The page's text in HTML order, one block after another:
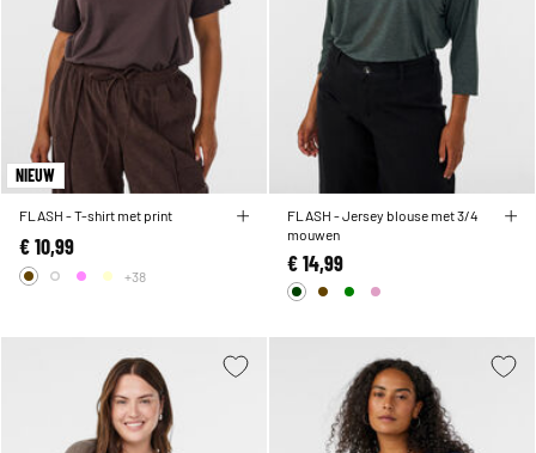
NIEUW
FLASH - T-shirt met print
€ 10,99
+38
FLASH - Jersey blouse met 3/4
mouwen
€ 14,99